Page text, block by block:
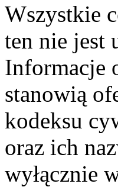
Wszystkie
ten nie jest
Informacje
stanowią
kodeksu
oraz ich
wyłącznie